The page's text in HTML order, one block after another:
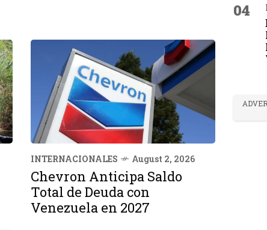
INTERNACIONALES August 2, 2026
Chevron Anticipa Saldo
Total de Deuda con
Venezuela en 2027
04